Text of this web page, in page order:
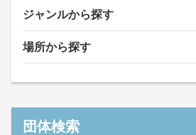
ジャンルから探す
場所から探す
団体検索